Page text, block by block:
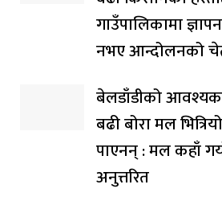
गाउँपालिकामा
नभए आन्दोलनको
बेलडाँडीको
बढी बोरा मल
पाएनन् : मल कहाँ
अनुत्तरित